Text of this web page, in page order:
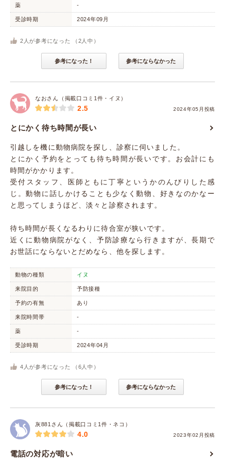
薬 -
受診時期 2024年09月
2 人が参考になった （ 2 人中）
参考になった！ 参考にならなかった
なおさん（掲載口コミ1件・イヌ）
2024年05月投稿
2.5
とにかく待ち時間が長い
引越しを機に動物病院を探し、診察に伺いました。
とにかく予約をとっても待ち時間が長いです。お会計にも
時間がかかります。
受付スタッフ、医師ともに丁寧というかのんびりした感
じ。動物に話しかけることも少なく動物、好きなのかなー
と思ってしまうほど、淡々と診察されます。
待ち時間が長くなるわりに待合室が狭いです。
近くに動物病院がなく、予防診療なら行きますが、長期で
お世話にならないとだめなら、他を探します。
動物の種類 イヌ
来院目的 予防接種
予約の有無 あり
来院時間帯 -
薬 -
受診時期 2024年04月
4 人が参考になった （ 6 人中）
参考になった！ 参考にならなかった
灰881さん（掲載口コミ1件・ネコ）
2023年02月投稿
4.0
電話の対応が暗い